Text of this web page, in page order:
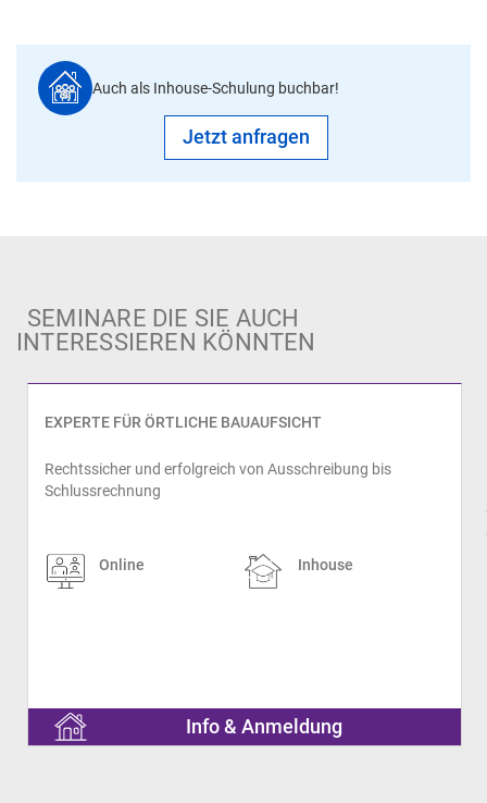
Auch als Inhouse-Schulung buchbar!
Jetzt anfragen
SEMINARE DIE SIE AUCH
INTERESSIEREN KÖNNTEN
EXPERTE FÜR ÖRTLICHE BAUAUFSICHT
Rechtssicher und erfolgreich von Ausschreibung bis
Schlussrechnung
Online Inhouse
Info & Anmeldung